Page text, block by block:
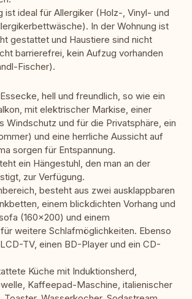
ist ideal für Allergiker (Holz-, Vinyl- und
In der Wohnung ist
gestattet und Haustiere sind nicht
barrierefrei, kein Aufzug vorhanden
Fischer).
hell und freundlich, so wie ein
mit elektrischer Markise, einer
Windschutz und für die Privatsphäre, ein
und eine herrliche Aussicht auf
sorgen für Entspannung.
ein Hängestuhl, den man an der
zur Verfügung.
besteht aus zwei ausklappbaren
einem blickdichten Vorhang und
(160x200) und einem
weitere Schlafmöglichkeiten. Ebenso
TV, einen BD-Player und ein CD-
Küche mit Induktionsherd,
Kaffeepad-Maschine, italienischer